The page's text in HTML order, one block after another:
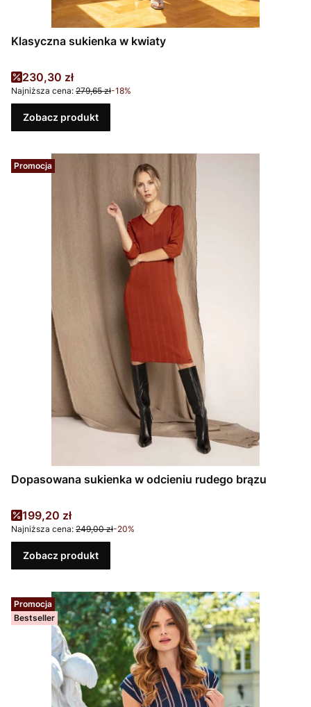
Klasyczna sukienka w kwiaty
Cena promocyjna
230,30 zł
Najniższa cena: 279,65 zł-18%
Zobacz produkt
Promocja
Dopasowana sukienka w odcieniu rudego brązu
Cena promocyjna
199,20 zł
Najniższa cena: 249,00 zł-20%
Zobacz produkt
Promocja
Bestseller